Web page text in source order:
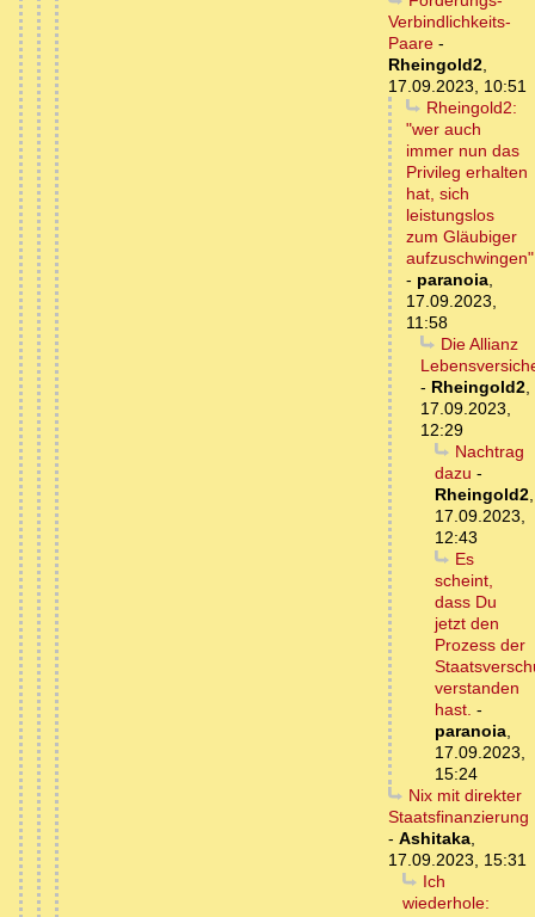
Verbindlichkeits-
Paare -
Rheingold2,
17.09.2023, 10:51
Rheingold2:
"wer auch
immer nun das
Privileg erhalten
hat, sich
leistungslos
zum Gläubiger
aufzuschwingen"
- paranoia,
17.09.2023,
11:58
Die Allianz
- Rheingold2,
17.09.2023,
12:29
Nachtrag
dazu -
Rheingold2,
17.09.2023,
12:43
Es
scheint,
dass Du
jetzt den
Prozess der
verstanden
hast. -
paranoia,
17.09.2023,
15:24
Nix mit direkter
Staatsfinanzierung
- Ashitaka,
17.09.2023, 15:31
Ich
wiederhole: